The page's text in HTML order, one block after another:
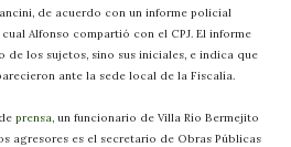
de acuerdo con un informe policial
Alfonso compartió con el CPJ. El informe
los sujetos, sino sus iniciales, e indica que
ante la sede local de la Fiscalía.
de prensa, un funcionario de Villa Río Bermejito
agresores es el secretario de Obras Públicas